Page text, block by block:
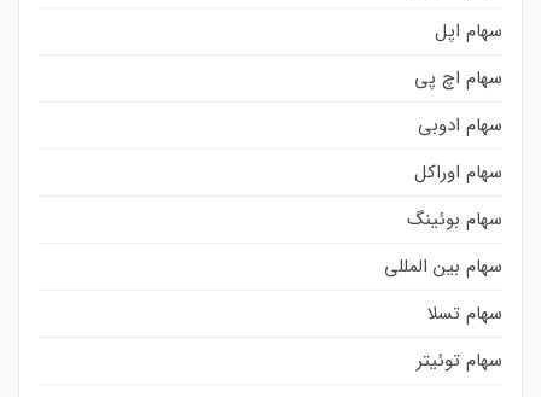
سهام اپل
سهام اچ پی
سهام ادوبی
سهام اوراکل
سهام بوئینگ
سهام بین المللی
سهام تسلا
سهام توئیتر